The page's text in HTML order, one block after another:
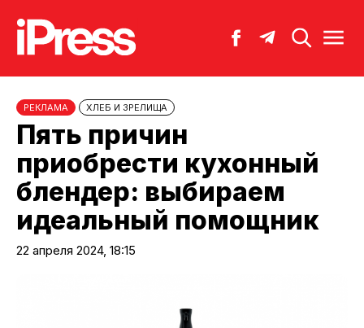
РЕКЛАМА ХЛЕБ И ЗРЕЛИЩА
Пять причин
приобрести кухонный
блендер: выбираем
идеальный помощник
22 апреля 2024, 18:15